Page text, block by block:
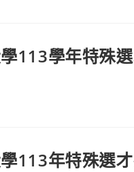
學113學年特殊
學113年特殊選